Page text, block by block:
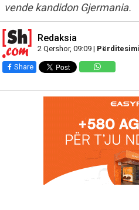
vende kandidon Gjermania.
Redaksia
2 Qershor, 09:09 |
Share